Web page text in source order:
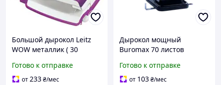
Большой дырокол Leitz
WOW металлик ( 30
Готово к отправке
от233₴/мес
Дырокол мощный
Buromax 70 листов
офисный дырокол
(металл)
Готово к отправке
от 103₴/мес